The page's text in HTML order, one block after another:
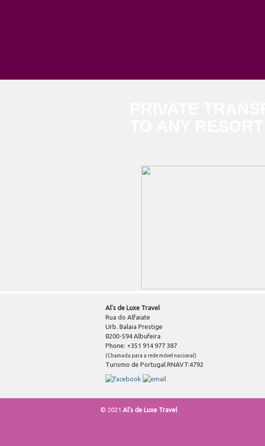
Al's de Luxe Travel
Rua do Alfaiate
Urb. Balaia Prestige
8200-594 Albufeira
Phone: +351 914 977 387
(Chamada para a rede móvel nacional)
Turismo de Portugal RNAVT:4792
© 2021 Al's de Luxe Travel